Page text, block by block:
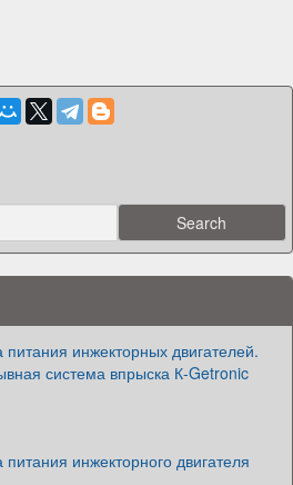
инжекторных двигателей.
система впрыска К-Getronic
инжекторного двигателя